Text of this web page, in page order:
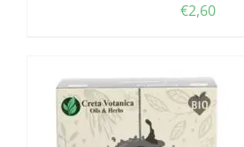
€2,60